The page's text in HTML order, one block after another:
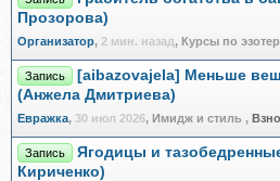
Прозорова)
Организатор, 2 мин. назад, Курсы по
Запись
[aibazovajela] Меньше
(Анжела Дмитриева)
Евражкa, 30 июл 2026, Имидж и стиль ,
Запись
Ягодицы и
Кириченко)